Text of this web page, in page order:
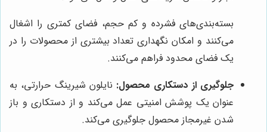
بسته‌بندی‌های فشرده و کم حجم، فضای کمتری را اشغال
می‌کنند و امکان نگهداری تعداد بیشتری از محصولات را در
یک فضای محدود فراهم می‌کنند.
جلوگیری از دستکاری محصول: نایلون شیرینگ حرارتی، به
عنوان یک پوشش امنیتی عمل می‌کند و از دستکاری و باز
شدن غیرمجاز محصول جلوگیری می‌کند.